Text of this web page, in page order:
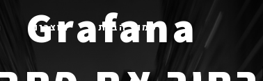
עמוד הבית מוצרים
Grafana